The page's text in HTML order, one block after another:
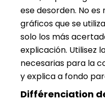
ese desorden. No
gráficos que se
solo los más
explicación. Utilisez
necesarias para la
y explica a fondo
Différenciation